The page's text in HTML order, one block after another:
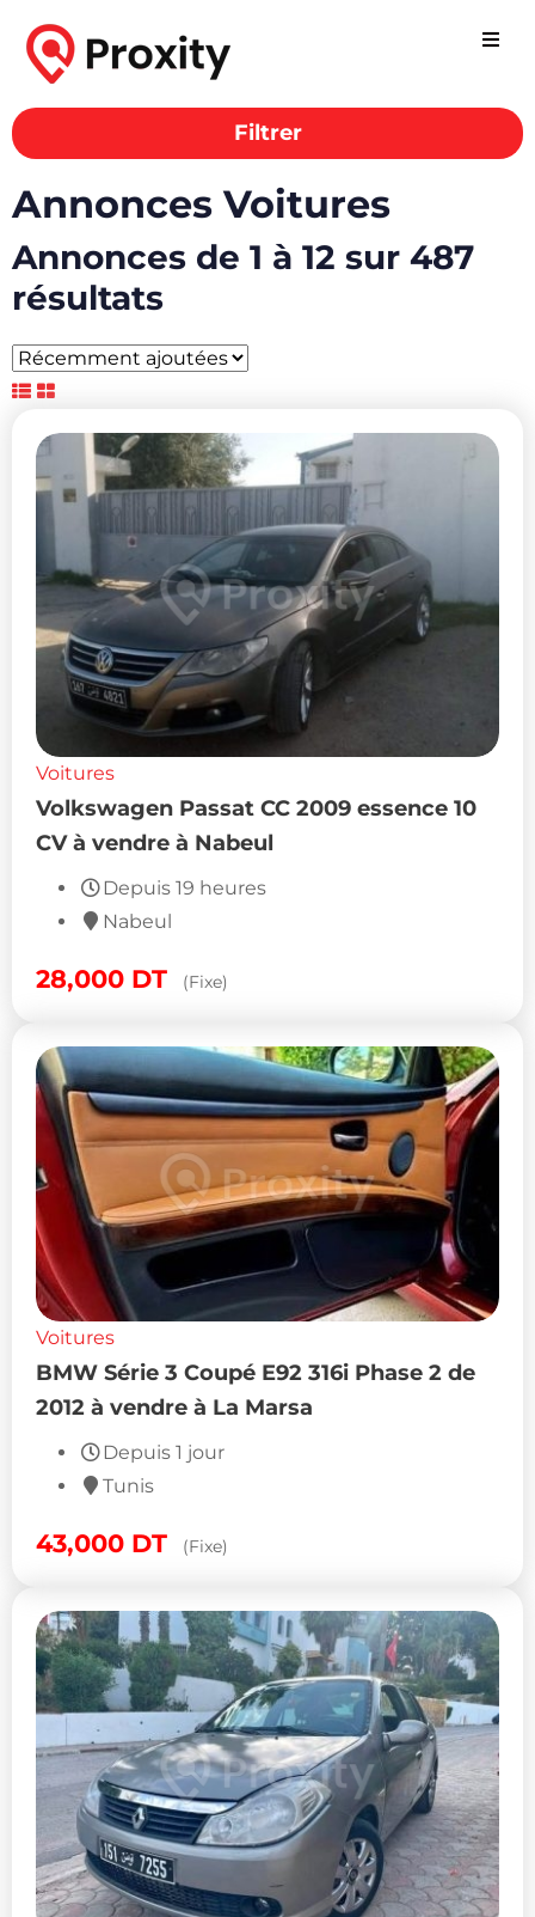
Filtrer
Annonces Voitures
Annonces de 1 à 12 sur 487
résultats
Voitures
Volkswagen Passat CC 2009 essence 10
CV à vendre à Nabeul
Depuis 19 heures
Nabeul
28,000 DT (Fixe)
Voitures
BMW Série 3 Coupé E92 316i Phase 2 de
2012 à vendre à La Marsa
Depuis 1 jour
Tunis
43,000 DT (Fixe)